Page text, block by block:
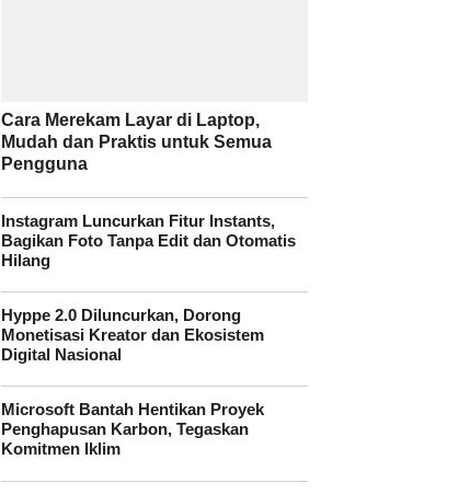
Cara Merekam Layar di Laptop,
Mudah dan Praktis untuk Semua
Pengguna
Instagram Luncurkan Fitur Instants,
Bagikan Foto Tanpa Edit dan Otomatis
Hilang
Hyppe 2.0 Diluncurkan, Dorong
Monetisasi Kreator dan Ekosistem
Digital Nasional
Microsoft Bantah Hentikan Proyek
Penghapusan Karbon, Tegaskan
Komitmen Iklim